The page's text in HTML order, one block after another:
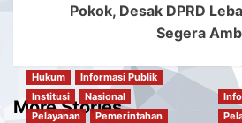
Pokok, Desak DPRD
Segera
More Stories
Hukum
Informasi Publik
Institusi
Nasional
Pelayanan
Pemerintahan